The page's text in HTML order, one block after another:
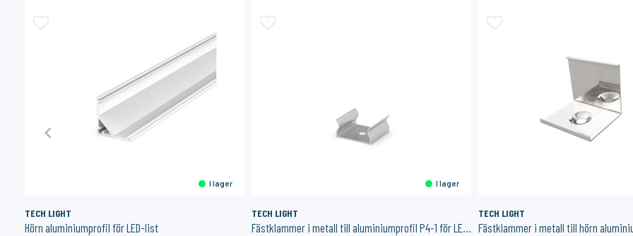
I lager
TECH LIGHT
Hörn aluminiumprofil för LED-list
I lager
TECH LIGHT
Fästklammer i metall till aluminiumprofil P4-1 för LED-list
TECH LIGHT